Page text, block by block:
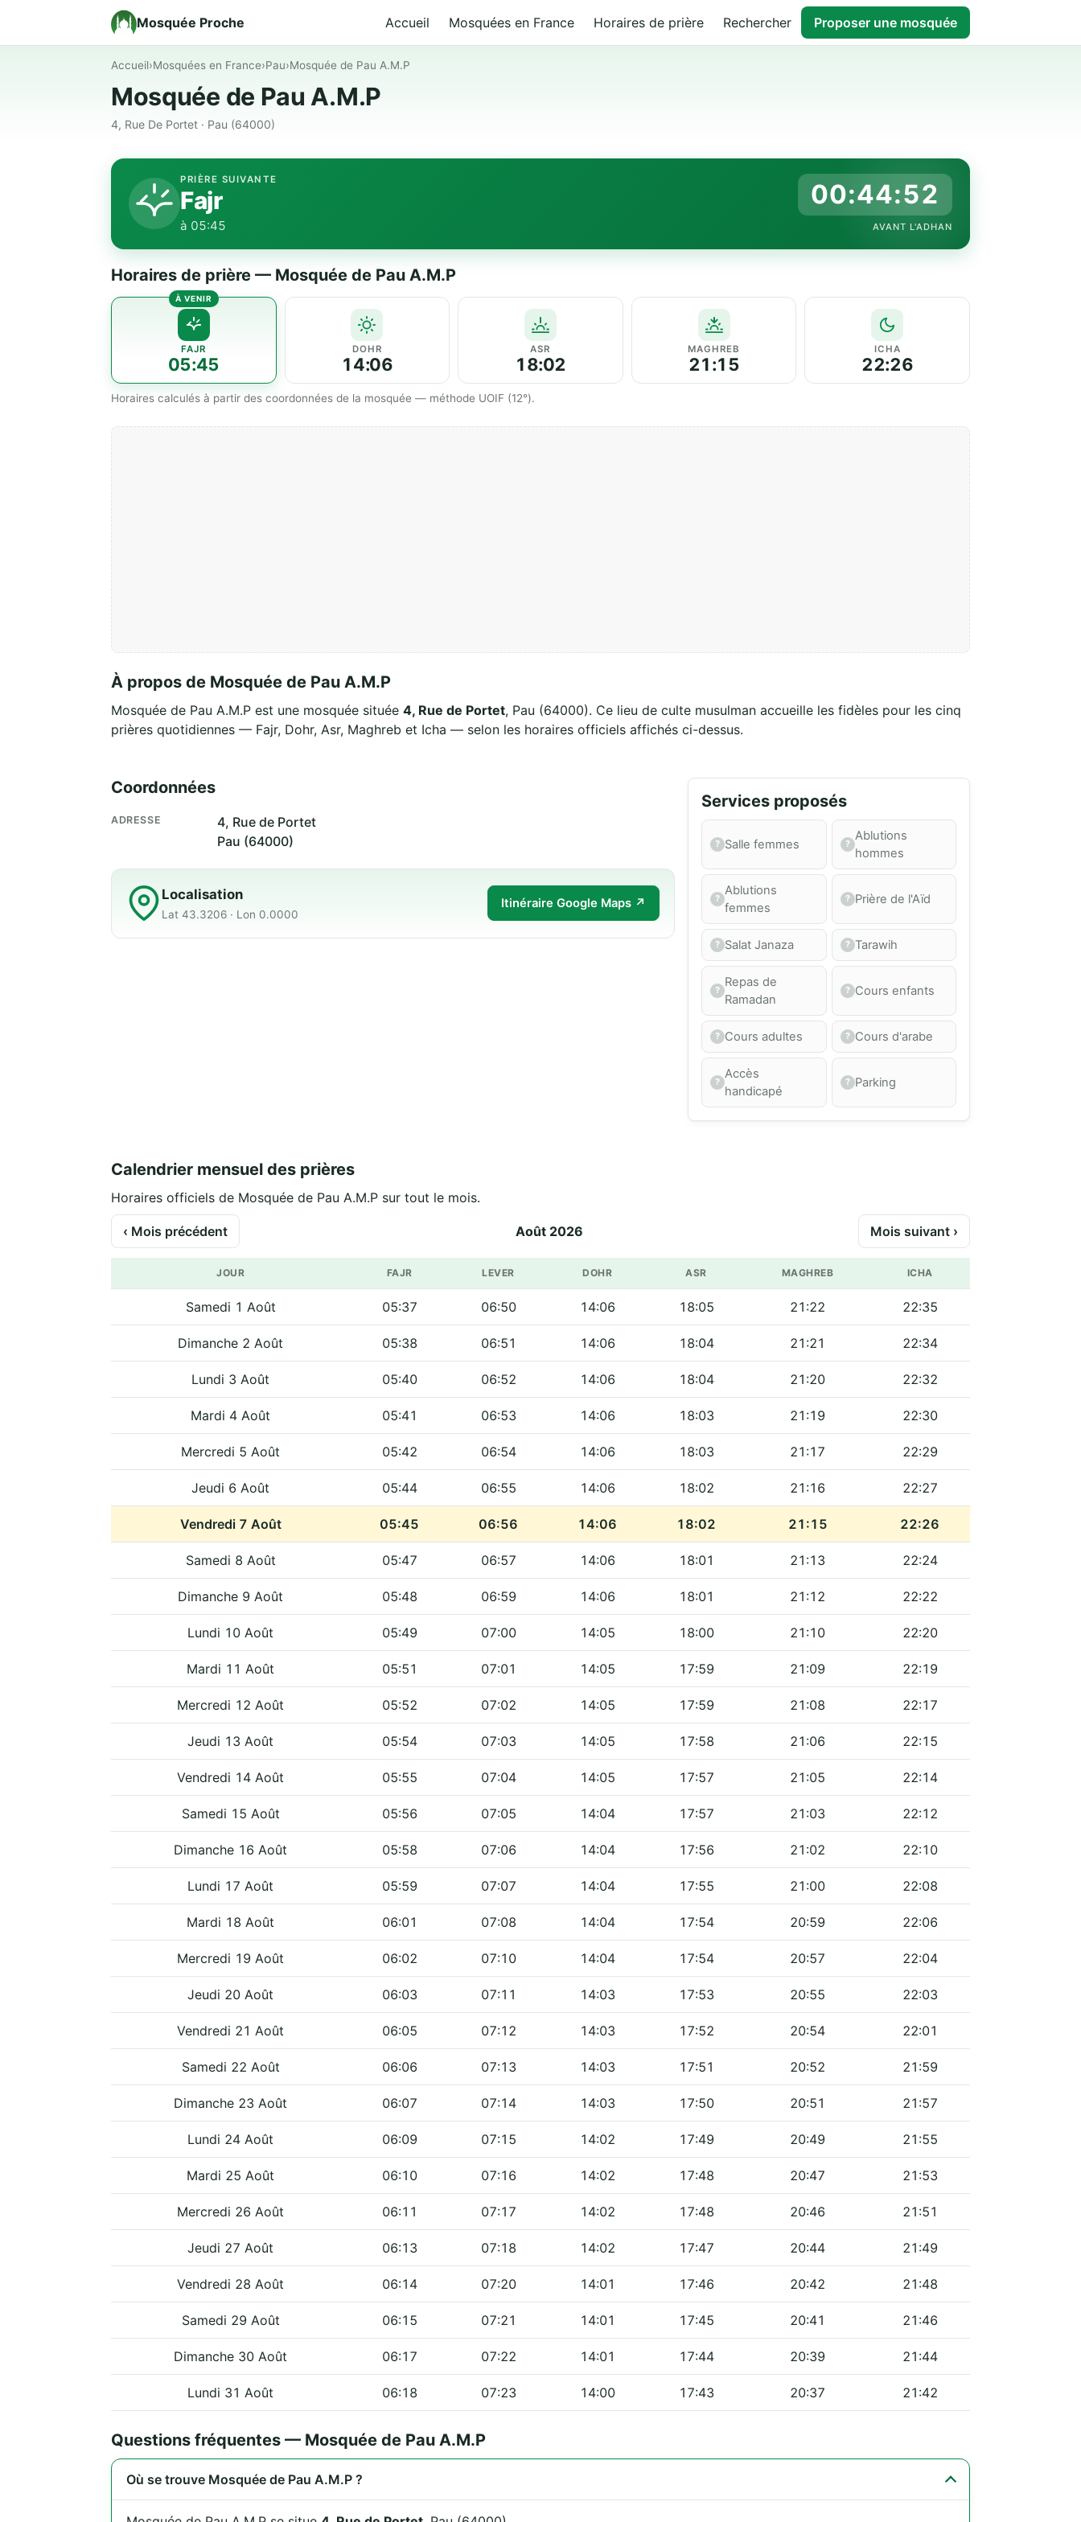
Mosquée Proche Accueil Mosquées en France Horaires de prière Rechercher Proposer une mosquée
Accueil›Mosquées en France›Pau›Mosquée de Pau A.M.P
Mosquée de Pau A.M.P
4, Rue De Portet · Pau (64000)
PRIÈRE SUIVANTE
Fajr
à 05:45
00:44:51
AVANT L'ADHAN
Horaires de prière — Mosquée de Pau A.M.P
FAJR
05:45
DOHR
14:06
ASR
18:02
MAGHREB
21:15
ICHA
22:26
Horaires calculés à partir des coordonnées de la mosquée — méthode UOIF (12°).
À propos de Mosquée de Pau A.M.P
Mosquée de Pau A.M.P est une mosquée située 4, Rue de Portet, Pau (64000). Ce lieu de culte musulman accueille les fidèles pour les cinq
prières quotidiennes — Fajr, Dohr, Asr, Maghreb et Icha — selon les horaires officiels affichés ci-dessus.
Coordonnées
ADRESSE
4, Rue de Portet
Pau (64000)
Localisation
Lat 43.3206 · Lon 0.0000
Itinéraire Google Maps ↗
Services proposés
Salle femmes
Ablutions
hommes
Ablutions
femmes
Prière de l'Aïd
Salat Janaza Tarawih
Repas de
Ramadan
Cours enfants
Cours adultes Cours d'arabe
Accès
handicapé
Parking
Calendrier mensuel des prières
Horaires officiels de Mosquée de Pau A.M.P sur tout le mois.
‹ Mois précédent Août 2026 Mois suivant ›
JOUR FAJR LEVER DOHR ASR MAGHREB ICHA
Samedi 1 Août 05:37 06:50 14:06 18:05 21:22 22:35
Dimanche 2 Août 05:38 06:51 14:06 18:04 21:21 22:34
Lundi 3 Août 05:40 06:52 14:06 18:04 21:20 22:32
Mardi 4 Août 05:41 06:53 14:06 18:03 21:19 22:30
Mercredi 5 Août 05:42 06:54 14:06 18:03 21:17 22:29
Jeudi 6 Août 05:44 06:55 14:06 18:02 21:16 22:27
Vendredi 7 Août 05:45 06:56 14:06 18:02 21:15 22:26
Samedi 8 Août 05:47 06:57 14:06 18:01 21:13 22:24
Dimanche 9 Août 05:48 06:59 14:06 18:01 21:12 22:22
Lundi 10 Août 05:49 07:00 14:05 18:00 21:10 22:20
Mardi 11 Août 05:51 07:01 14:05 17:59 21:09 22:19
Mercredi 12 Août 05:52 07:02 14:05 17:59 21:08 22:17
Jeudi 13 Août 05:54 07:03 14:05 17:58 21:06 22:15
Vendredi 14 Août 05:55 07:04 14:05 17:57 21:05 22:14
Samedi 15 Août 05:56 07:05 14:04 17:57 21:03 22:12
Dimanche 16 Août 05:58 07:06 14:04 17:56 21:02 22:10
Lundi 17 Août 05:59 07:07 14:04 17:55 21:00 22:08
Mardi 18 Août 06:01 07:08 14:04 17:54 20:59 22:06
Mercredi 19 Août 06:02 07:10 14:04 17:54 20:57 22:04
Jeudi 20 Août 06:03 07:11 14:03 17:53 20:55 22:03
Vendredi 21 Août 06:05 07:12 14:03 17:52 20:54 22:01
Samedi 22 Août 06:06 07:13 14:03 17:51 20:52 21:59
Dimanche 23 Août 06:07 07:14 14:03 17:50 20:51 21:57
Lundi 24 Août 06:09 07:15 14:02 17:49 20:49 21:55
Mardi 25 Août 06:10 07:16 14:02 17:48 20:47 21:53
Mercredi 26 Août 06:11 07:17 14:02 17:48 20:46 21:51
Jeudi 27 Août 06:13 07:18 14:02 17:47 20:44 21:49
Vendredi 28 Août 06:14 07:20 14:01 17:46 20:42 21:48
Samedi 29 Août 06:15 07:21 14:01 17:45 20:41 21:46
Dimanche 30 Août 06:17 07:22 14:01 17:44 20:39 21:44
Lundi 31 Août 06:18 07:23 14:00 17:43 20:37 21:42
Questions fréquentes — Mosquée de Pau A.M.P
Où se trouve Mosquée de Pau A.M.P ?